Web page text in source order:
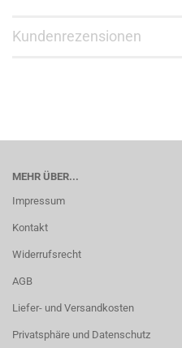
Kundenrezensionen
MEHR ÜBER...
Impressum
Kontakt
Widerrufsrecht
AGB
Liefer- und Versandkosten
Privatsphäre und Datenschutz